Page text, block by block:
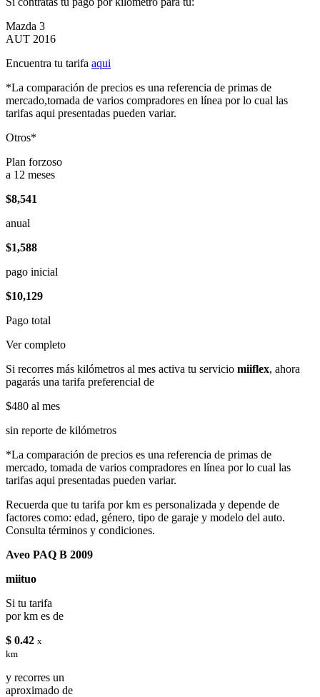
Mazda 3
AUT 2016
Encuentra tu tarifa aqui
*La comparación de precios es una referencia de primas de
mercado,tomada de varios compradores en línea por lo cual las
tarifas aqui presentadas pueden variar.
Otros*
Plan forzoso
a 12 meses
$8,541
anual
$1,588
pago inicial
$10,129
Pago total
Ver completo
Si recorres más kilómetros al mes activa tu servicio miiflex, ahora
pagarás una tarifa preferencial de
$480 al mes
sin reporte de kilómetros
*La comparación de precios es una referencia de primas de
mercado, tomada de varios compradores en línea por lo cual las
tarifas aqui presentadas pueden variar.
Recuerda que tu tarifa por km es personalizada y depende de
factores como: edad, género, tipo de garaje y modelo del auto.
Consulta términos y condiciones.
Aveo PAQ B 2009
miituo
Si tu tarifa
por km es de
$ 0.42 x
km
y recorres un
aproximado de